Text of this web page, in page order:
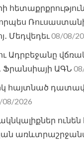
հետաքրքրություն
որպես
Մեդվեդեւ08/08/
Ադրբեջանը
Ֆրանսիայի ԱԳՆ
հայտնած
08/2026
ունեն